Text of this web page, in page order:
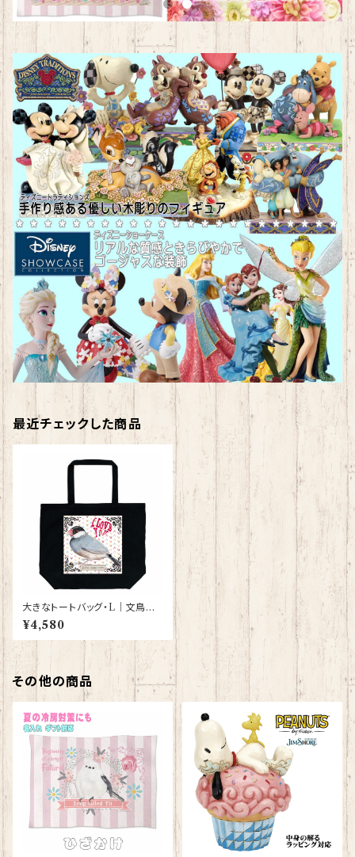
最近チェックした商品
大きなトートバッグ・L｜文鳥
（黒）【型番 BL-152】きゃぴあー
と KYAPIArt
¥4,580
その他の商品